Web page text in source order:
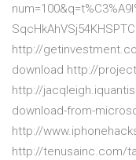
http://
download http://
http://
download-from-
http://
http://tenusainc.com/